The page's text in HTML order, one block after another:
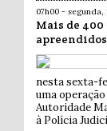
07h00 -
Mais de
nesta sexta-
uma
Autoridade
à Polícia